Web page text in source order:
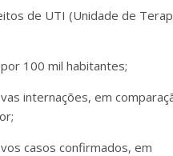
de UTI (Unidade de
100 mil habitantes;
internações, em
casos confirmados, em